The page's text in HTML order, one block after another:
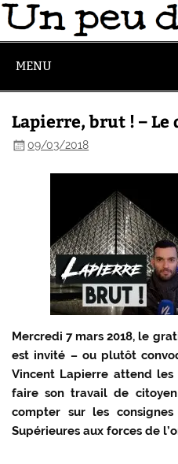
MENU
Lapierre, brut ! – Le
09/03/2018
Mercredi 7 mars 2018, le
est invité – ou plutôt
Vincent Lapierre attend
faire son travail de
compter sur les
Supérieures aux forces de